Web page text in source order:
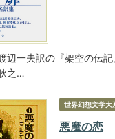
辺一夫訳の『架空の伝
之…
世界幻想文学大
悪魔の恋